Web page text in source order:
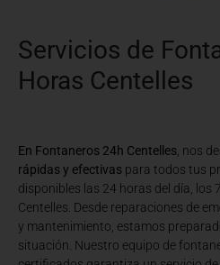
Servicios de
Horas Centelles
En Fontaneros 24h Centelles , nos
rápidas y efectivas para todos tus
disponibles las 24 horas del día, los
Centelles. Desde reparaciones de
y mantenimiento, estamos
situación. Nuestro equipo de